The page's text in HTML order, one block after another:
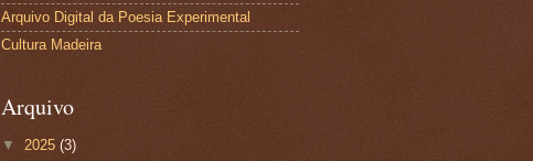
Arquivo Digital da Poesia Experimental
Cultura Madeira
Arquivo
▼ 2025 (3)